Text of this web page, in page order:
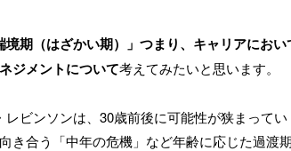
境期（はざかい期）」つまり、キャリアにお
ジメントについて考えてみたいと思います。
ビンソンは、30歳前後に可能性が狭まって
き合う「中年の危機」など年齢に応じた過渡